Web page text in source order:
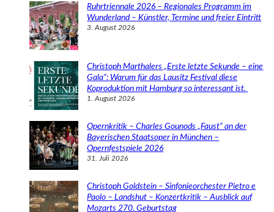
Ruhrtriennale 2026 – Regionales Programm im
Wunderland – Künstler, Termine und freier Eintritt
3. August 2026
Christoph Marthalers „Erste letzte Sekunde – eine
Gala“: Warum für das Lausitz Festival diese
Koproduktion mit Hamburg so interessant ist.
1. August 2026
Opernkritik – Charles Gounods „Faust“ an der
Bayerischen Staatsoper in München –
Opernfestspiele 2026
31. Juli 2026
Christoph Goldstein – Sinfonieorchester Pietro e
Paolo – Landshut – Konzertkritik – Ausblick auf
Mozarts 270. Geburtstag